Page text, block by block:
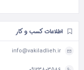
اطلاعات کسب و کار
info@vakiladlieh.ir